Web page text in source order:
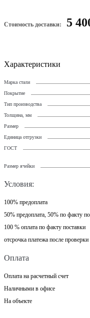
Стоимость доставки: 5
Характеристики
Марка стали
Покрытие
Тип производства
Толщина, мм
Размер
Единица отгрузки
ГОСТ
Размер ячейки
Условия:
100% предоплата
50% предоплата, 50% по факту
100 % оплата по факту поставки
отсрочка платежа после
Оплата
Оплата на расчетный счет
Наличными в офисе
На объекте